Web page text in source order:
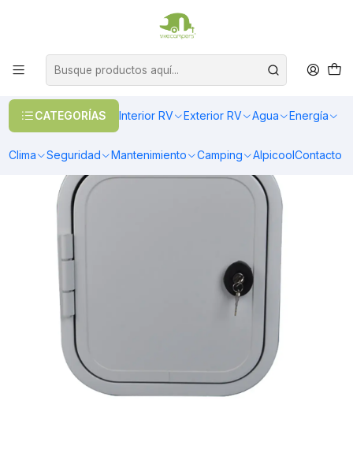
CATEGORÍAS Interior RV Exterior RV Agua Energía
Clima Seguridad Mantenimiento Camping AlpicoolContacto
OFERTAS EN CALEFACCIÓN DIESEL
Puerta de bodega 500x500 mm para casa rodante y motorhome